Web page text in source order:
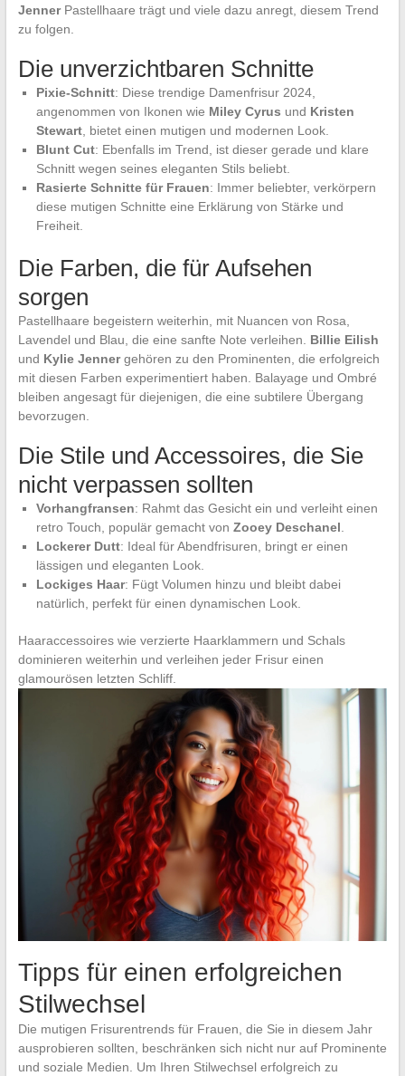
JennerPastellhaare trägt und viele dazu anregt, diesem Trend
zu folgen.
Die unverzichtbaren Schnitte
Pixie-Schnitt: Diese trendige Damenfrisur 2024,
angenommen von Ikonen wie Miley Cyrus und Kristen
Stewart, bietet einen mutigen und modernen Look.
Blunt Cut: Ebenfalls im Trend, ist dieser gerade und klare
Schnitt wegen seines eleganten Stils beliebt.
Rasierte Schnitte für Frauen: Immer beliebter, verkörpern
diese mutigen Schnitte eine Erklärung von Stärke und
Freiheit.
Die Farben, die für Aufsehen
sorgen
Pastellhaare begeistern weiterhin, mit Nuancen von Rosa,
Lavendel und Blau, die eine sanfte Note verleihen. Billie Eilish
und Kylie Jennergehören zu den Prominenten, die erfolgreich
mit diesen Farben experimentiert haben. Balayage und Ombré
bleiben angesagt für diejenigen, die eine subtilere Übergang
bevorzugen.
Die Stile und Accessoires, die Sie
nicht verpassen sollten
Vorhangfransen: Rahmt das Gesicht ein und verleiht einen
retro Touch, populär gemacht von Zooey Deschanel
Lockerer Dutt: Ideal für Abendfrisuren, bringt er einen
lässigen und eleganten Look.
Lockiges Haar: Fügt Volumen hinzu und bleibt dabei
natürlich, perfekt für einen dynamischen Look.
Haaraccessoires wie verzierte Haarklammern und Schals
dominieren weiterhin und verleihen jeder Frisur einen
glamourösen letzten Schliff.
Tipps für einen erfolgreichen
Stilwechsel
Die mutigen Frisurentrends für Frauen, die Sie in diesem Jahr
ausprobieren sollten, beschränken sich nicht nur auf Prominente
und soziale Medien. Um Ihren Stilwechsel erfolgreich zu